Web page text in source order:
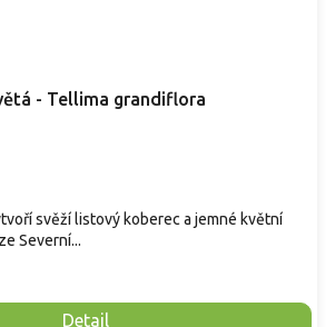
- Tellima grandiflora
Detail
svěží listový koberec a jemné květní
Severní...